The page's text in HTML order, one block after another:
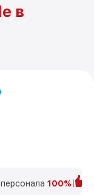
в
100%